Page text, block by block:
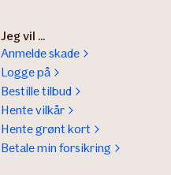
Jeg vil ...
Anmelde skade
Logge på
Bestille tilbud
Hente vilkår
Hente grønt kort
Betale min forsikring